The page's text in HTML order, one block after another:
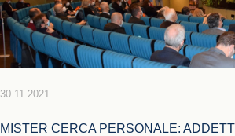
30.11.2021
MISTER CERCA PERSONALE: